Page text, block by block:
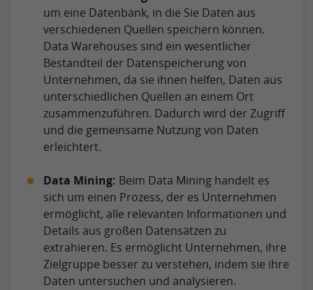
um eine Datenbank, in die Sie Daten aus
verschiedenen Quellen speichern können.
Data Warehouses sind ein wesentlicher
Bestandteil der Datenspeicherung von
Unternehmen, da sie ihnen helfen, Daten aus
unterschiedlichen Quellen an einem Ort
zusammenzuführen. Dadurch wird der Zugriff
und die gemeinsame Nutzung von Daten
erleichtert.
Data Mining: Beim Data Mining handelt es
sich um einen Prozess, der es Unternehmen
ermöglicht, alle relevanten Informationen und
Details aus großen Datensätzen zu
extrahieren. Es ermöglicht Unternehmen, ihre
Zielgruppe besser zu verstehen, indem sie ihre
Daten untersuchen und analysieren.